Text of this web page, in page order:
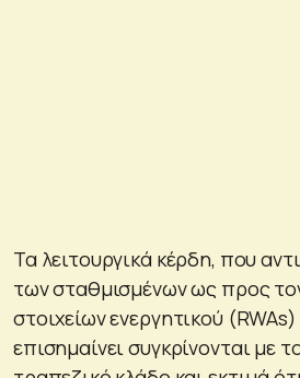
Τα λειτουργικά κέρδη, που
των σταθμισμένων ως προς
στοιχείων ενεργητικού
επισημαίνει συγκρίνονται με